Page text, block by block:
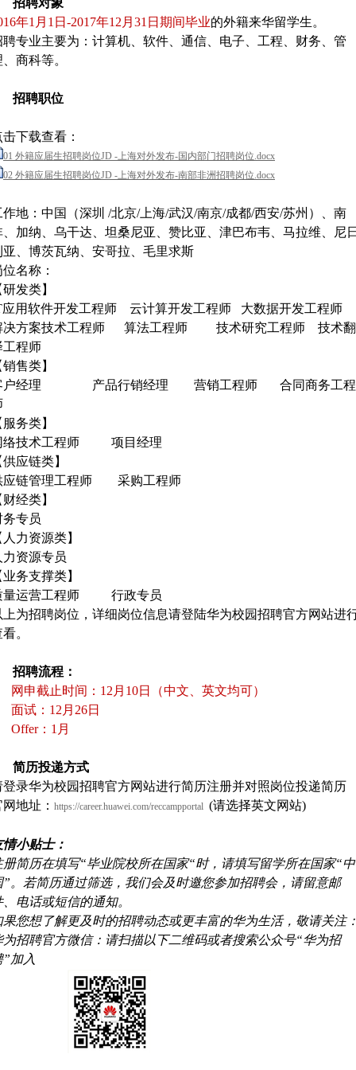
招聘对象
年1月1日-2017年12月31日期间毕业的外籍来华留学生。
聘专业主要为：计算机、软件、通信、电子、工程、财务、管
商科等。
招聘职位
击下载查看：
01 外籍应届生招聘岗位JD -上海对外发布-国内部门招聘岗位.docx
02 外籍应届生招聘岗位JD -上海对外发布-南部非洲招聘岗位.docx
作地：中国（深圳 /北京/上海/武汉/南京/成都/西安/苏州）、南
、加纳、乌干达、坦桑尼亚、赞比亚、津巴布韦、马拉维、尼
亚、博茨瓦纳、安哥拉、毛里求斯
名称：
发类】
应用软件开发工程师 云计算开发工程师 大数据开发工程师
决方案技术工程师 算法工程师 技术研究工程师 技术翻
工程师
售类】
户经理 产品行销经理 营销工程师 合同商务工程
务类】
络技术工程师 项目经理
应链类】
应链管理工程师 采购工程师
经类】
务专员
人力资源类】
力资源专员
业务支撑类】
量运营工程师 行政专员
上为招聘岗位，详细岗位信息请登陆华为校园招聘官方网站进
。
招聘流程：
申截止时间：12月10日（中文、英文均可）
试：12月26日
：1月
简历投递方式
登录华为校园招聘官方网站进行简历注册并对照岗位投递简历
地址： https://career.huawei.com/reccampportal (请选择英文网站)
情小贴士：
册简历在填写“毕业院校所在国家“时，请填写留学所在国家“中
”。若简历通过筛选，我们会及时邀您参加招聘会，请留意邮
、电话或短信的通知。
果您想了解更及时的招聘动态或更丰富的华为生活，敬请关注
为招聘官方微信：请扫描以下二维码或者搜索公众号“华为招
”加入